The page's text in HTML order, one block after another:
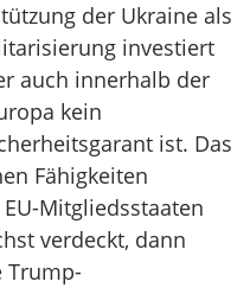
der Ukraine als
investiert
auch innerhalb der
kein
ist. Das
Fähigkeiten
Mitgliedsstaaten
verdeckt, dann
Trump-